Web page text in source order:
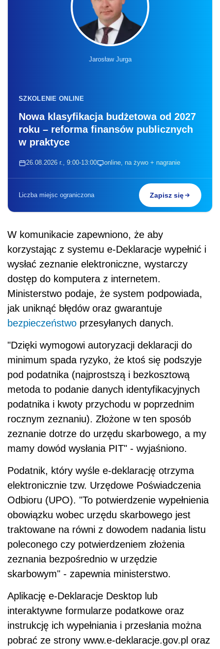
Jarosław Jurga
SZKOLENIE ONLINE
Nowa klasyfikacja budżetowa od 2027
roku – reforma finansów publicznych
w praktyce
26.08.2026 r., 9:00-13:00 online, na żywo + nagranie
Liczba miejsc ograniczona Zapisz się
W komunikacie zapewniono, że aby
korzystając z systemu e-Deklaracje wypełnić i
wysłać zeznanie elektroniczne, wystarczy
dostęp do komputera z internetem.
Ministerstwo podaje, że system podpowiada,
jak uniknąć błędów oraz gwarantuje
bezpieczeństwo przesyłanych danych.
"Dzięki wymogowi autoryzacji deklaracji do
minimum spada ryzyko, że ktoś się podszyje
pod podatnika (najprostszą i bezkosztową
metoda to podanie danych identyfikacyjnych
podatnika i kwoty przychodu w poprzednim
rocznym zeznaniu). Złożone w ten sposób
zeznanie dotrze do urzędu skarbowego, a my
mamy dowód wysłania PIT" - wyjaśniono.
Podatnik, który wyśle e-deklarację otrzyma
elektronicznie tzw. Urzędowe Poświadczenia
Odbioru (UPO). "To potwierdzenie wypełnienia
obowiązku wobec urzędu skarbowego jest
traktowane na równi z dowodem nadania listu
poleconego czy potwierdzeniem złożenia
zeznania bezpośrednio w urzędzie
skarbowym" - zapewnia ministerstwo.
Aplikację e-Deklaracje Desktop lub
interaktywne formularze podatkowe oraz
instrukcję ich wypełniania i przesłania można
pobrać ze strony www.e-deklaracje.gov.pl oraz